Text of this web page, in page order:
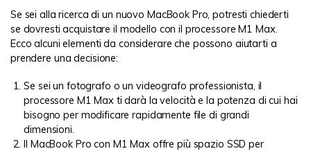
Se sei alla ricerca di un nuovo MacBook Pro, potresti chiederti
se dovresti acquistare il modello con il processore M1 Max.
Ecco alcuni elementi da considerare che possono aiutarti a
prendere una decisione:
Se sei un fotografo o un videografo professionista, il
processore M1 Max ti darà la velocità e la potenza di cui hai
bisogno per modificare rapidamente file di grandi
dimensioni.
Il MacBook Pro con M1 Max offre più spazio SSD per